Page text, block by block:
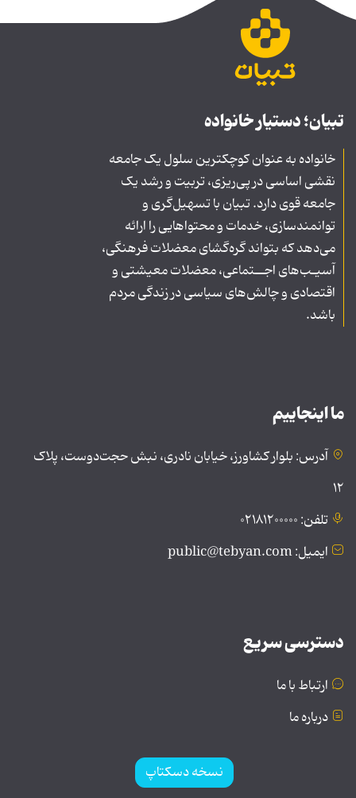
تبیان؛ دستیار خانواده
خانواده به عنوان کوچکترین سلول یک جامعه
نقشی اساسی در پی‌ریزی، تربیت و رشد یک
جامعه قوی دارد. تبیان با تسهیل‌گری و
توانمندسازی، خدمات و محتواهایی را ارائه
می‌دهد که بتواند گره‌گشای معضلات فرهنگی،
آسیـب‌های اجــتماعی، معضلات معیشتی و
اقتصادی و چالش‌های سیاسی در زندگی مردم
باشد.
ما اینجاییم
آدرس: بلوار کشاورز، خیابان نادری، نبش حجت‌دوست، پلاک
۱۲
تلفن: ۰۲۱۸۱۲۰۰۰۰۰
ایمیل: public@tebyan.com
دسترسی سریع
ارتباط با ما
درباره ما
نسخه دسکتاپ